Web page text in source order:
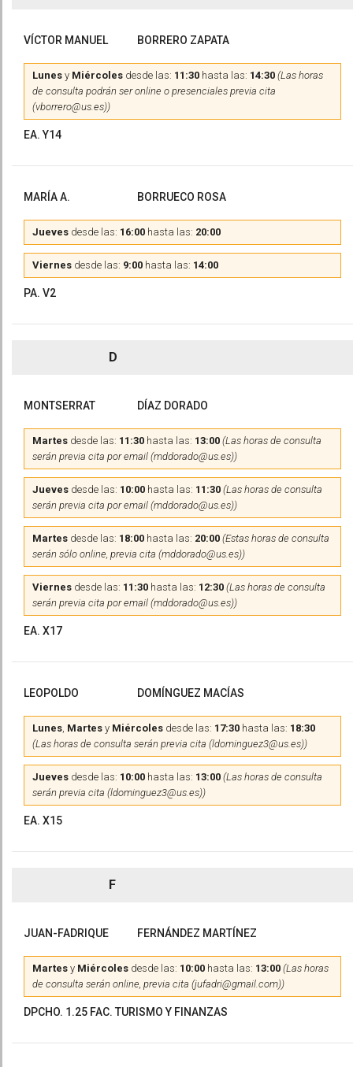
VÍCTOR MANUEL BORRERO ZAPATA
Lunes y Miércoles desde las: 11:30 hasta las: 14:30 (Las horas
de consulta podrán ser online o presenciales previa cita
(vborrero@us.es))
EA. Y14
MARÍA A. BORRUECO ROSA
Jueves desde las: 16:00 hasta las: 20:00
Viernes desde las: 9:00 hasta las: 14:00
PA. V2
D
MONTSERRAT DÍAZ DORADO
Martes desde las: 11:30 hasta las: 13:00 (Las horas de consulta
serán previa cita por email (mddorado@us.es))
Jueves desde las: 10:00 hasta las: 11:30 (Las horas de consulta
serán previa cita por email (mddorado@us.es))
Martes desde las: 18:00 hasta las: 20:00 (Estas horas de consulta
serán sólo online, previa cita (mddorado@us.es))
Viernes desde las: 11:30 hasta las: 12:30 (Las horas de consulta
serán previa cita por email (mddorado@us.es))
EA. X17
LEOPOLDO DOMÍNGUEZ MACÍAS
Lunes, Martes y Miércoles desde las: 17:30 hasta las: 18:30
(Las horas de consulta serán previa cita (ldominguez3@us.es))
Jueves desde las: 10:00 hasta las: 13:00 (Las horas de consulta
serán previa cita (ldominguez3@us.es))
EA. X15
F
JUAN-FADRIQUE FERNÁNDEZ MARTÍNEZ
Martes y Miércoles desde las: 10:00 hasta las: 13:00 (Las horas
de consulta serán online, previa cita (jufadri@gmail.com))
DPCHO. 1.25 FAC. TURISMO Y FINANZAS